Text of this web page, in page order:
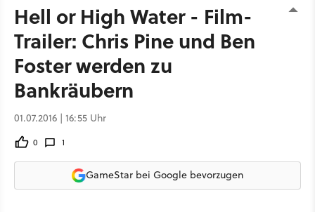
Hell or High Water - Film-
Trailer: Chris Pine und Ben
Foster werden zu
Bankräubern
01.07.2016 | 16:55 Uhr
0 1
GameStar bei Google bevorzugen